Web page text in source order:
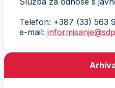
Telefon: +387 (33) 563
e-mail: